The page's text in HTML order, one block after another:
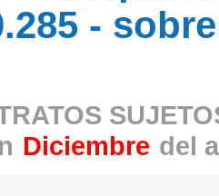
-
Diciembre del